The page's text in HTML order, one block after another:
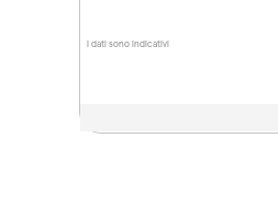
I dati sono indicativi